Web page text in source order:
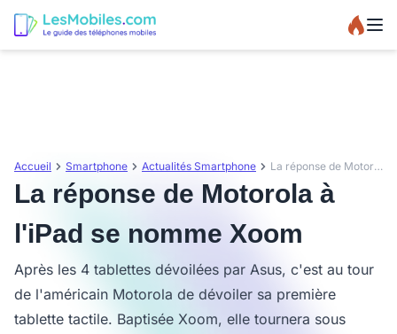
Accueil Smartphone Actualités Smartphone La réponse de Motorola à l'iPad se nomme Xoom
La réponse de Motorola à
l'iPad se nomme Xoom
Après les 4 tablettes dévoilées par Asus, c'est au tour
de l'américain Motorola de dévoiler sa première
tablette tactile. Baptisée Xoom, elle tournera sous